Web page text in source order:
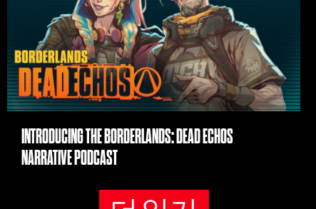
INTRODUCING THE BORDERLANDS: DEAD ECHOS
NARRATIVE PODCAST